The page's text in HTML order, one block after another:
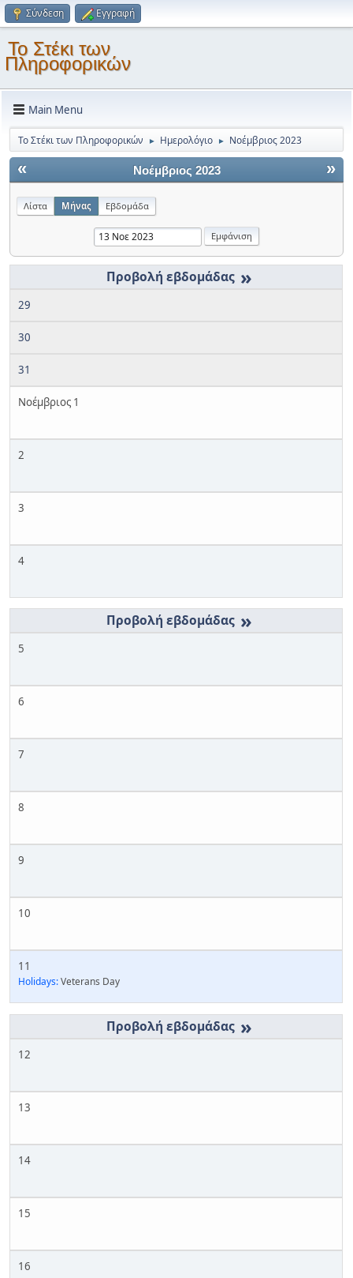
Σύνδεση Εγγραφή
Το Στέκι των
Πληροφορικών
Main Menu
Το Στέκι των Πληροφορικών ► Ημερολόγιο ► Νοέμβριος 2023
« »
Νοέμβριος 2023
Λίστα Μήνας Εβδομάδα
»
29
30
31
Νοέμβριος 1
2
3
4
»
5
6
7
8
9
10
11
Holidays:Veterans Day
»
12
13
14
15
16